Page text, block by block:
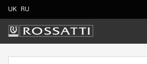
UK RU